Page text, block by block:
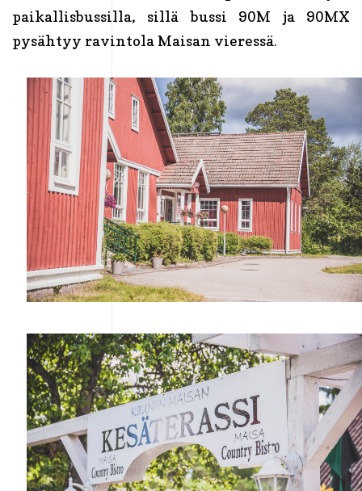
paikallisbussilla, sillä bussi 90M ja 90MX
pysähtyy ravintola Maisan vieressä.